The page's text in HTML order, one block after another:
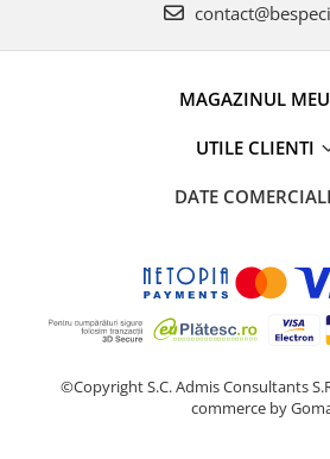
MAGAZINUL MEU
UTILE CLIENTI
DATE
©Copyright S.C. Admis Consultants
commerce by